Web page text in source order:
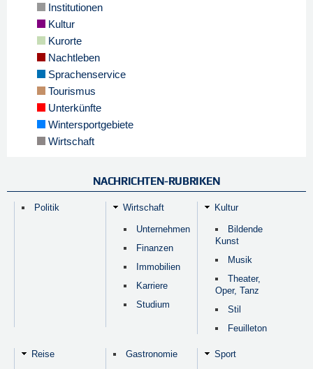
Institutionen
Kultur
Kurorte
Nachtleben
Sprachenservice
Tourismus
Unterkünfte
Wintersportgebiete
Wirtschaft
NACHRICHTEN-RUBRIKEN
Politik Wirtschaft
Unternehmen
Finanzen
Immobilien
Karriere
Studium
Kultur
Bildende
Kunst
Musik
Theater,
Oper, Tanz
Stil
Feuilleton
Reise Gastronomie Sport